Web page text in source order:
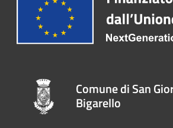
Comune di San
Bigarello